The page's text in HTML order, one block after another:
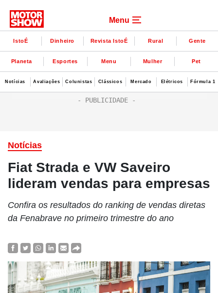
Menu
IstoÉ Dinheiro Revista IstoÉ Rural Gente
Planeta Esportes Menu Mulher Pet
Notícias Avaliações Colunistas Clássicos Mercado Elétricos Fórmula 1
Notícias
Fiat Strada e VW Saveiro
lideram vendas para empresas
Confira os resultados do ranking de vendas diretas
da Fenabrave no primeiro trimestre do ano